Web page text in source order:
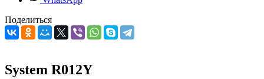
Поделиться
System R012Y